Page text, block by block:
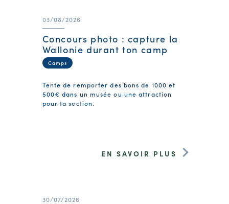
03/08/2026
Concours photo : capture la
Wallonie durant ton camp
Camps
Tente de remporter des bons de 1000 et
500€ dans un musée ou une attraction
pour ta section.
EN SAVOIR PLUS
30/07/2026